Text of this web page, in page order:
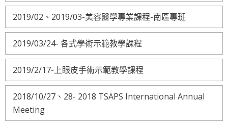
2019/02、2019/03-美容醫學專業課程-南區專班
2019/03/24- 各式學術示範教學課程
2019/2/17-上眼皮手術示範教學課程
2018/10/27、28- 2018 TSAPS International Annual
Meeting